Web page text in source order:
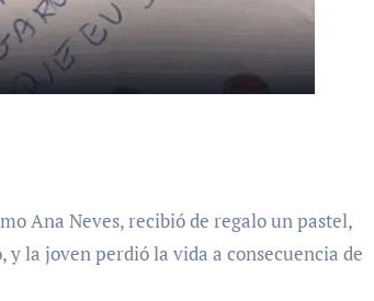
la joven perdió la vida a consecuencia de